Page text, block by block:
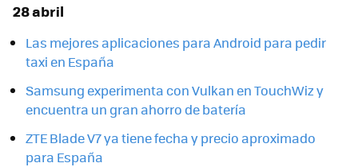
28 abril
Las mejores aplicaciones para Android para pedir
taxi en España
Samsung experimenta con Vulkan en TouchWiz y
encuentra un gran ahorro de batería
ZTE Blade V7 ya tiene fecha y precio aproximado
para España